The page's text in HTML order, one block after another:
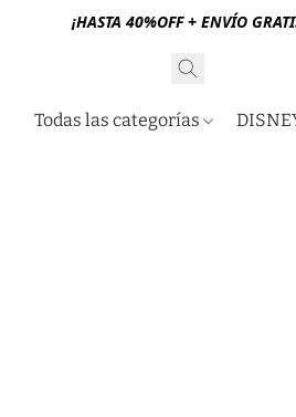
¡HASTA 40%OFF + ENVÍO
Todas las categorías